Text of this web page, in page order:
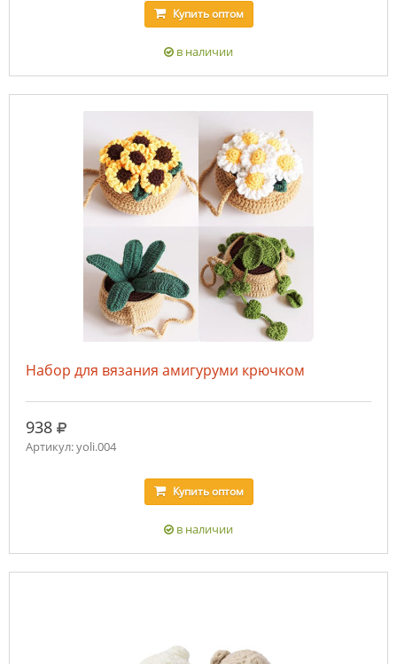
Купитьоптом
в наличии
Набор для вязания амигуруми крючком
938 руб.
Артикул: yoli.004
Купитьоптом
в наличии